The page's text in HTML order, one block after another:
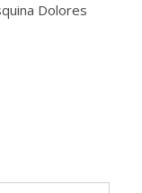
Dolores